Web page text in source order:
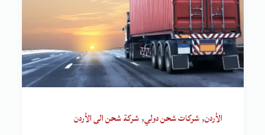
الأردن,شركات شحن دولي,شركة شحن الى الأردن